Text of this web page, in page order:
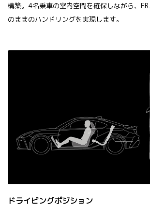
構築。4名乗車の室内空間を確保しながら、
のままのハンドリングを実現します。
ドライビングポジション